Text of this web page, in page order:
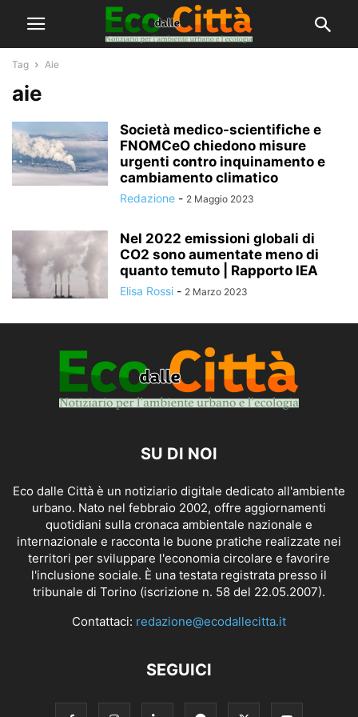
Tag Aie
aie
Società medico-scientifiche e
FNOMCeO chiedono misure
urgenti contro inquinamento e
cambiamento climatico
Redazione - 2 Maggio 2023
Nel 2022 emissioni globali di
CO2 sono aumentate meno di
quanto temuto | Rapporto IEA
Elisa Rossi - 2 Marzo 2023
SU DI NOI
Eco dalle Città è un notiziario digitale dedicato all'ambiente
urbano. Nato nel febbraio 2002, offre aggiornamenti
quotidiani sulla cronaca ambientale nazionale e
internazionale e racconta le buone pratiche realizzate nei
territori per sviluppare l'economia circolare e favorire
l'inclusione sociale. È una testata registrata presso il
tribunale di Torino (iscrizione n. 58 del 22.05.2007).
Contattaci: redazione@ecodallecitta.it
SEGUICI